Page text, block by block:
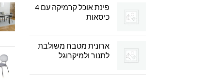
פינת אוכל קרמיקה עם 4
כיסאות
ארונית מטבח משולבת
לתנור ולמיקרוגל